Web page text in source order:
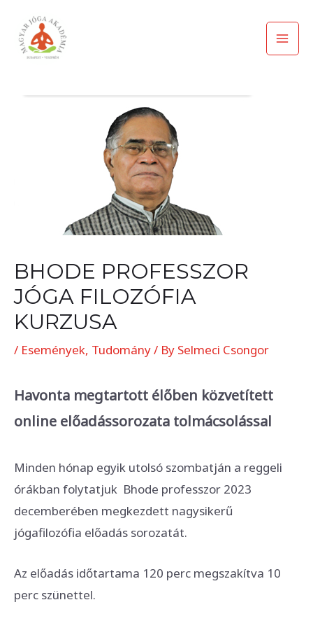
content
BHODE PROFESSZOR
JÓGA FILOZÓFIA
KURZUSA
/ Események, Tudomány/ By Selmeci Csongor
Havonta megtartott élőben közvetített
online előadássorozata tolmácsolással
Minden hónap egyik utolsó szombatján a reggeli
órákban folytatjuk Bhode professzor 2023
decemberében megkezdett nagysikerű
jógafilozófia előadás sorozatát.
Az előadás időtartama 120 perc megszakítva 10
perc szünettel.